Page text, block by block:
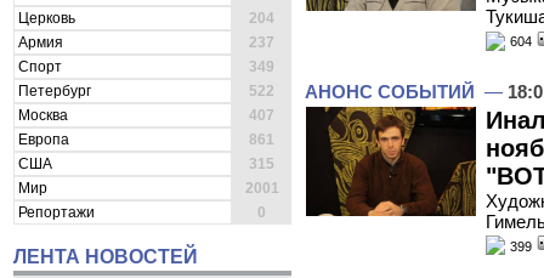
Церковь
204
Армия
237
Спорт
349
Петербург
522
Москва
407
Европа
861
США
315
Мир
2001
Репортажи
0
ЛЕНТА НОВОСТЕЙ
604
АНОНС СОБЫТИЙ —
399